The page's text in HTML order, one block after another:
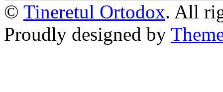
© Tineretul Ortodox. All
Proudly designed by